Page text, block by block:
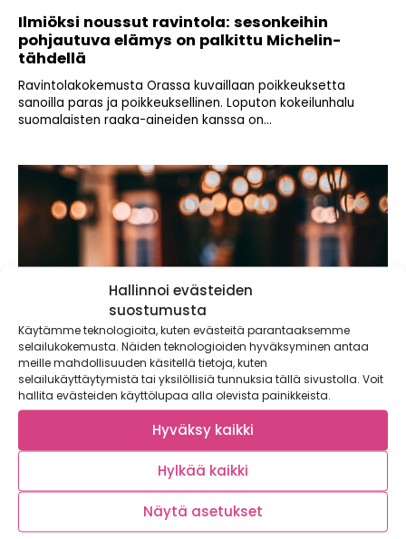
Hallinnoi evästeiden
suostumusta
Käytämme teknologioita, kuten evästeitä parantaaksemme
selailukokemusta. Näiden teknologioiden hyväksyminen antaa
meille mahdollisuuden käsitellä tietoja, kuten
selailukäyttäytymistä tai yksilöllisiä tunnuksia tällä sivustolla. Voit
hallita evästeiden käyttölupaa alla olevista painikkeista.
Hyväksy kaikki
Hylkää kaikki
Näytä asetukset
Ilmiöksi noussut ravintola: sesonkeihin
pohjautuva elämys on palkittu Michelin-
tähdellä
Ravintolakokemusta Orassa kuvaillaan poikkeuksetta
sanoilla paras ja poikkeuksellinen. Loputon kokeilunhalu
suomalaisten raaka-aineiden kanssa on...
Päiväreissu kiskoilla – huikeita ruokapaikkoja
ja lämmintä tunnelmaa Hämeenlinnassa
Kaupallinen yhteistyö: Visit Hämeenlinna Tökkiikö Tallinna,
häiritseekö Helsinki, tylsistyttääkö Tampere? Miksi mennä